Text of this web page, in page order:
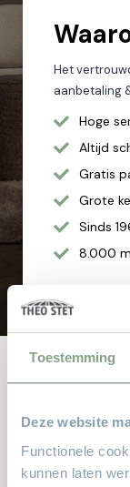
Toestemming
Deze website
Functionele
kunnen laten
Het
aanbetaling
Hoge
Altijd
Gratis
Grote
Sinds
8.000
Dit zijn de
leuks voor u bij?